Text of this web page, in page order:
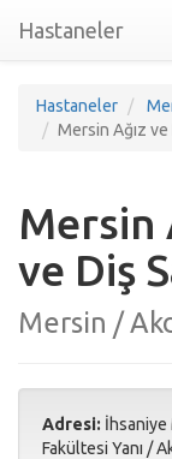
Hastaneler
Hastaneler
Mersin Ağız ve
Mersin
ve Diş
Mersin /
Adresi: İhsaniye
Fakültesi Yanı /